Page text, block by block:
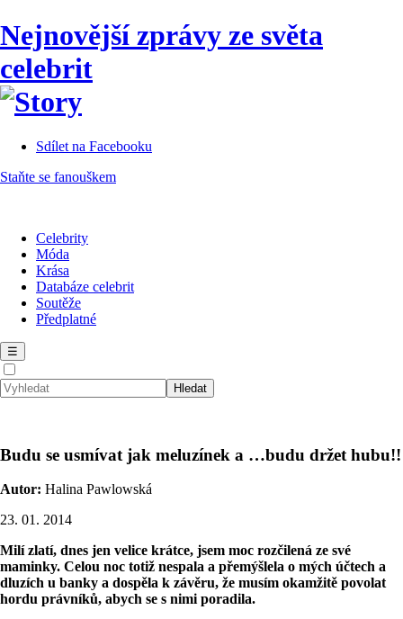
Nejnovější zprávy ze světa
celebrit
Sdílet na Facebooku
Staňte se fanouškem
Celebrity
Móda
Krása
Databáze celebrit
Soutěže
Předplatné
☰
Budu se usmívat jak meluzínek a …budu držet hubu!!
Autor: Halina Pawlowská
23. 01. 2014
Milí zlatí, dnes jen velice krátce, jsem moc rozčilená ze své
maminky. Celou noc totiž nespala a přemýšlela o mých účtech a
dluzích u banky a dospěla k závěru, že musím okamžitě povolat
hordu právníků, abych se s nimi poradila.